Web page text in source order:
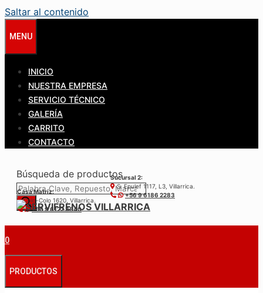
Saltar al contenido
MENU
INICIO
NUESTRA EMPRESA
SERVICIO TÉCNICO
GALERÍA
CARRITO
CONTACTO
Búsqueda de productos
Casa Matríz:
Colo-Colo 1620, Villarrica.
+56 9 6122 3840
Sucursal 2:
S. Epulef 1117, L3, Villarrica.
+56 9 6186 2283
0
PRODUCTOS